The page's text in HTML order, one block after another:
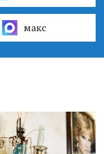
макс